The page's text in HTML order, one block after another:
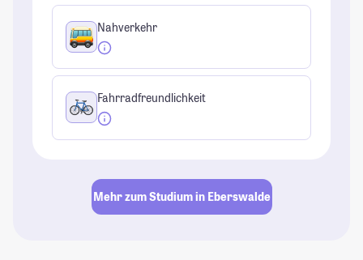
Nahverkehr
Fahrradfreundlichkeit
Mehr zum Studium in Eberswalde